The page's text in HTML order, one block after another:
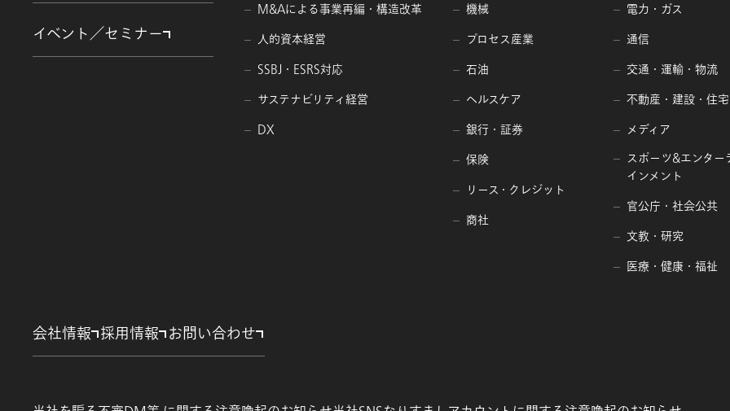
イベント／セミナー
M&Aによる事業再編・構造改革
人的資本経営
SSBJ・ESRS対応
サステナビリティ経営
DX
機械
プロセス産業
石油
ヘルスケア
銀行・証券
保険
リース・クレジット
商社
電力・ガス
通信
交通・運輸・物流
不動産・建設・住宅
メディア
スポーツ&エンター
インメント
官公庁・社会公共
文教・研究
医療・健康・福祉
会社情報 採用情報 お問い合わせ